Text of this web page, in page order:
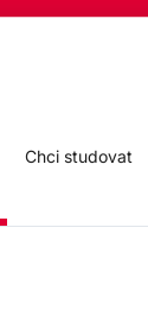
Chci studovat